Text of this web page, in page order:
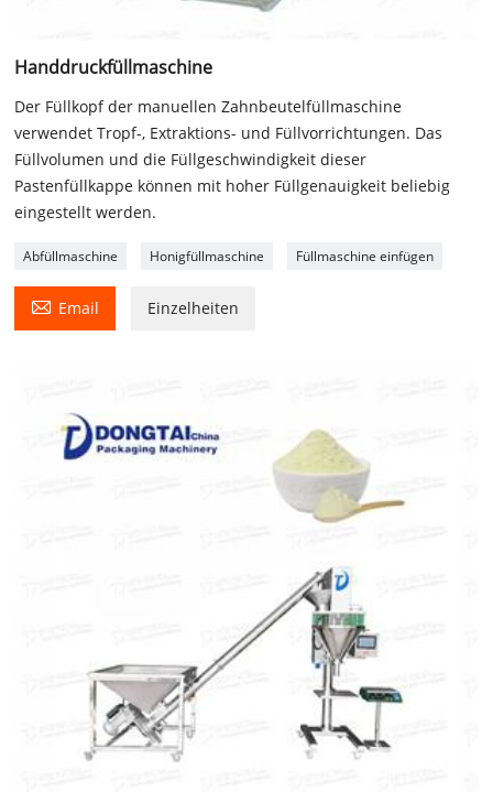
Handdruckfüllmaschine
Der Füllkopf der manuellen Zahnbeutelfüllmaschine
verwendet Tropf-, Extraktions- und Füllvorrichtungen. Das
Füllvolumen und die Füllgeschwindigkeit dieser
Pastenfüllkappe können mit hoher Füllgenauigkeit beliebig
eingestellt werden.
Abfüllmaschine Honigfüllmaschine Füllmaschine einfügen
 Email Einzelheiten